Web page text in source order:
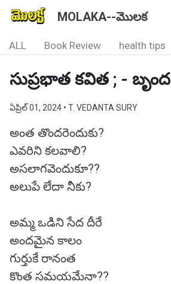
MOLAKA--మొలక
ALL Book Review health tips
సుప్రభాత కవిత ; - బృంద
ఏప్రిల్ 01, 2024 • T. VEDANTA SURY
అంత తొందరెందుకు?
ఎవరిని కలవాలి?
అసలాగవెందుకూ??
అలుపే లేదా నీకు?
అమ్మ ఒడిని సేద దీరే
అందమైన కాలం
గుర్తుకే రానంత
కొంత సమయమేనా??